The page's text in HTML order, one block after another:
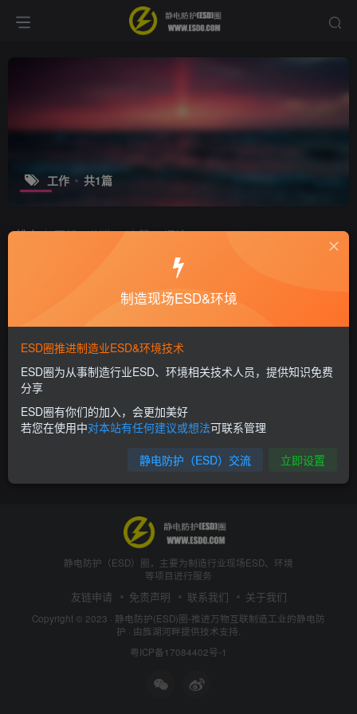
工作 共1篇
排序 更新 浏览 点赞 评论
什么叫工作到位？很深刻！
培训咨询
9年前 3918
静电防护（ESD）圈，主要为制造行业现场ESD、环境
等项目进行服务
友链申请 免责声明 联系我们 关于我们
Copyright © 2023 · 静电防护(ESD)圈-推进万物互联制造工业的静电防
护 · 由旌湖河畔提供技术支持.
粤ICP备17084402号-1
制造现场ESD&环境
ESD圈推进制造业ESD&环境技术
ESD圈为从事制造行业ESD、环境相关技术人员，提供知识免费
分享
ESD圈有你们的加入，会更加美好
若您在使用中对本站有任何建议或想法可联系管理
静电防护（ESD）交流 立即设置